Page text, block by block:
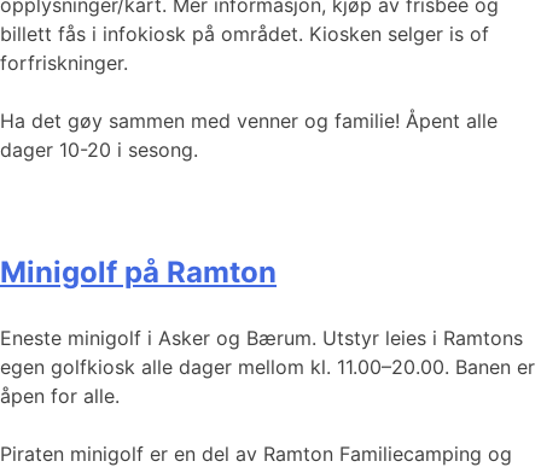
billett fås i infokiosk på området. Kiosken selger is of
forfriskninger.
Ha det gøy sammen med venner og familie! Åpent alle
dager 10-20 i sesong.
Minigolf på Ramton
Eneste minigolf i Asker og Bærum. Utstyr leies i Ramtons
egen golfkiosk alle dager mellom kl. 11.00–20.00. Banen er
åpen for alle.
Piraten minigolf er en del av Ramton Familiecamping og